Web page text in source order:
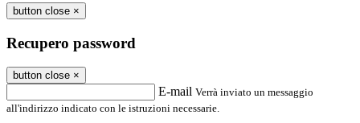
button close ×
Recupero password
button close ×
E-mail Verrà inviato un messaggio
all'indirizzo indicato con le istruzioni necessarie.